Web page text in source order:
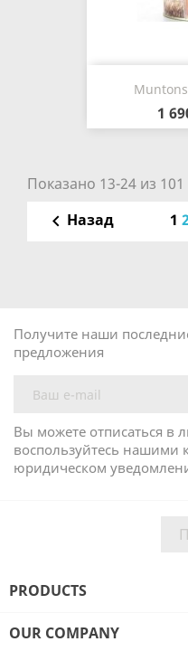
1
Показано 13-24 из 101
 Назад 1
Получите наши
предложения
Вы можете отписаться в
воспользуйтесь
юридическом
PRODUCTS
OUR COMPANY